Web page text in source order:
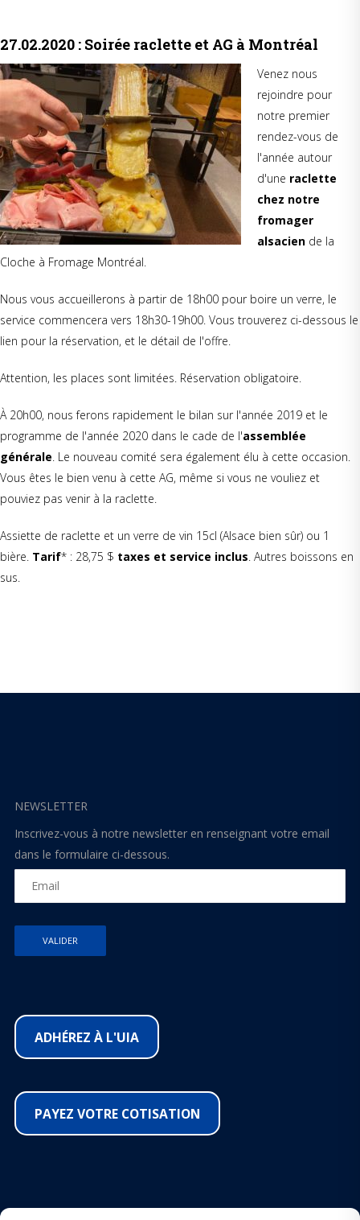
27.02.2020 : Soirée raclette et AG à Montréal
Venez nous
rejoindre pour
notre premier
rendez-vous de
l'année autour
d'une raclette
chez notre
fromager
alsacien de la
Cloche à Fromage Montréal.
Nous vous accueillerons à partir de 18h00 pour boire un verre, le
service commencera vers 18h30-19h00. Vous trouverez ci-dessous le
lien pour la réservation, et le détail de l'offre.
Attention, les places sont limitées. Réservation obligatoire.
À 20h00, nous ferons rapidement le bilan sur l'année 2019 et le
programme de l'année 2020 dans le cade de l'assemblée
générale. Le nouveau comité sera également élu à cette occasion.
Vous êtes le bien venu à cette AG, même si vous ne vouliez et
pouviez pas venir à la raclette.
Assiette de raclette et un verre de vin 15cl (Alsace bien sûr) ou 1
bière. Tarif* : 28,75 $ taxes et service inclus. Autres boissons en
sus.
NEWSLETTER
Inscrivez-vous à notre newsletter en renseignant votre email
dans le formulaire ci-dessous.
ADHÉREZ À L'UIA
PAYEZ VOTRE COTISATION